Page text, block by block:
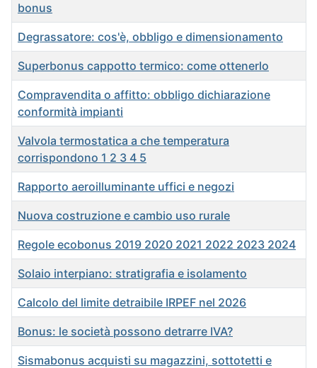
bonus
Degrassatore: cos'è, obbligo e dimensionamento
Superbonus cappotto termico: come ottenerlo
Compravendita o affitto: obbligo dichiarazione
conformità impianti
Valvola termostatica a che temperatura
corrispondono 1 2 3 4 5
Rapporto aeroilluminante uffici e negozi
Nuova costruzione e cambio uso rurale
Regole ecobonus 2019 2020 2021 2022 2023 2024
Solaio interpiano: stratigrafia e isolamento
Calcolo del limite detraibile IRPEF nel 2026
Bonus: le società possono detrarre IVA?
Sismabonus acquisti su magazzini, sottotetti e